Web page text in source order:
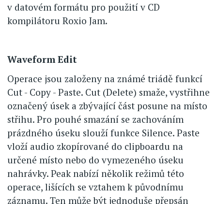
v datovém formátu pro použití v CD
kompilátoru Roxio Jam.
Waveform Edit
Operace jsou založeny na známé triádě funkcí
Cut - Copy - Paste. Cut (Delete) smaže, vystřihne
označený úsek a zbývající část posune na místo
střihu. Pro pouhé smazání se zachováním
prázdného úseku slouží funkce Silence. Paste
vloží audio zkopírované do clipboardu na
určené místo nebo do vymezeného úseku
nahrávky. Peak nabízí několik režimů této
operace, lišících se vztahem k původnímu
záznamu. Ten může být jednoduše přepsán